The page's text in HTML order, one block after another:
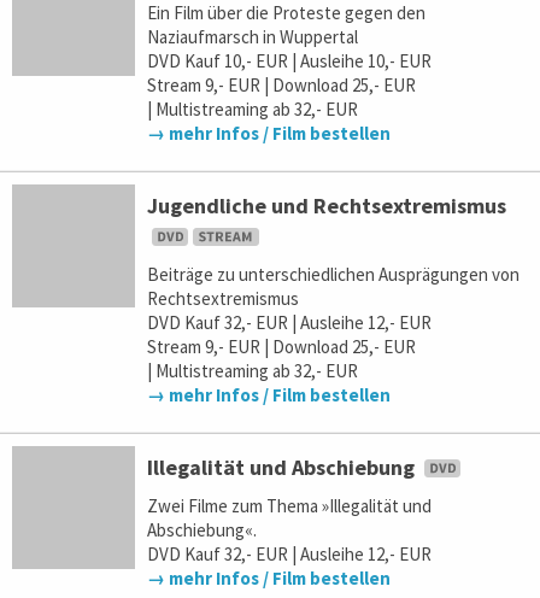
Ein Film über die Proteste gegen den
Naziaufmarsch in Wuppertal
DVD Kauf 10,- EUR | Ausleihe 10,- EUR
Stream 9,- EUR | Download 25,- EUR
| Multistreaming ab 32,- EUR
→ mehr Infos / Film bestellen
Jugendliche und Rechtsextremismus
Beiträge zu unterschiedlichen Ausprägungen von
Rechtsextremismus
DVD Kauf 32,- EUR | Ausleihe 12,- EUR
Stream 9,- EUR | Download 25,- EUR
| Multistreaming ab 32,- EUR
→ mehr Infos / Film bestellen
Illegalität und Abschiebung
Zwei Filme zum Thema »Illegalität und
Abschiebung«.
DVD Kauf 32,- EUR | Ausleihe 12,- EUR
→ mehr Infos / Film bestellen